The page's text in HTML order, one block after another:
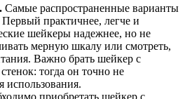
Самые распространенные варианты
практичнее, легче и
шейкеры надежнее, но не
мерную шкалу или смотреть,
Важно брать шейкер с
тогда он точно не
использования.
приобретать шейкер с